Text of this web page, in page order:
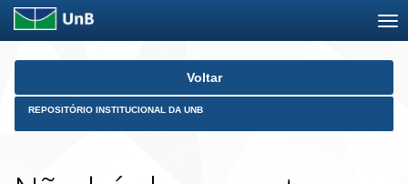
Skip
Voltar
REPOSITÓRIO INSTITUCIONAL DA UNB